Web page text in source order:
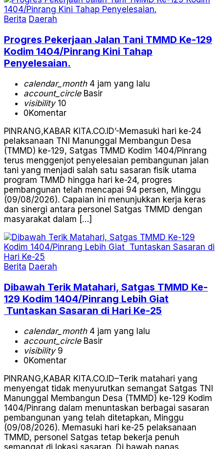
Berita Daerah
Progres Pekerjaan Jalan Tani TMMD Ke-129
Kodim 1404/Pinrang Kini Tahap
Penyelesaian.
calendar_month4 jam yang lalu
account_circleBasir
visibility10
0Komentar
PINRANG,KABAR KITA.CO.ID’-Memasuki hari ke-24
pelaksanaan TNI Manunggal Membangun Desa
(TMMD) ke-129, Satgas TMMD Kodim 1404/Pinrang
terus menggenjot penyelesaian pembangunan jalan
tani yang menjadi salah satu sasaran fisik utama
program TMMD hingga hari ke-24, progres
pembangunan telah mencapai 94 persen, Minggu
(09/08/2026). Capaian ini menunjukkan kerja keras
dan sinergi antara personel Satgas TMMD dengan
masyarakat dalam […]
Berita Daerah
Dibawah Terik Matahari, Satgas TMMD Ke-
129 Kodim 1404/Pinrang Lebih Giat
Tuntaskan Sasaran di Hari Ke-25
calendar_month4 jam yang lalu
account_circleBasir
visibility9
0Komentar
PINRANG,KABAR KITA.CO.ID–Terik matahari yang
menyengat tidak menyurutkan semangat Satgas TNI
Manunggal Membangun Desa (TMMD) ke-129 Kodim
1404/Pinrang dalam menuntaskan berbagai sasaran
pembangunan yang telah ditetapkan, Minggu
(09/08/2026). Memasuki hari ke-25 pelaksanaan
TMMD, personel Satgas tetap bekerja penuh
semangat di lokasi sasaran. Di bawah panas